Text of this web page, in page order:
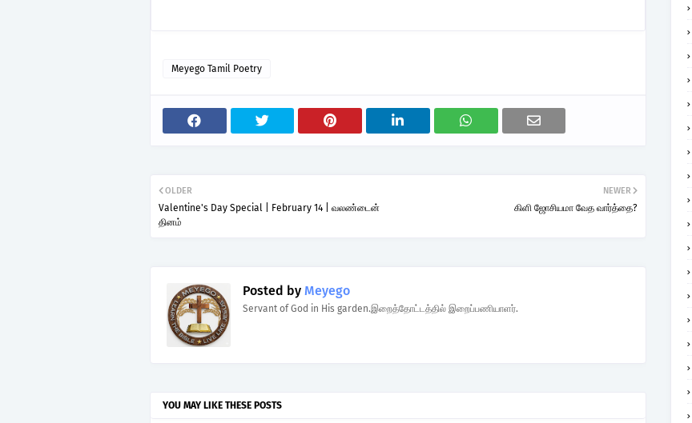
Meyego Tamil Poetry
NEWER
கிளி ஜோசியமா வேத வார்த்தை?
OLDER
Valentine's Day Special | February 14 | வலண்டைன்
தினம்
Posted by Meyego
Servant of God in His garden.இறைத்தோட்டத்தில் இறைப்பணியாளர்.
YOU MAY LIKE THESE POSTS